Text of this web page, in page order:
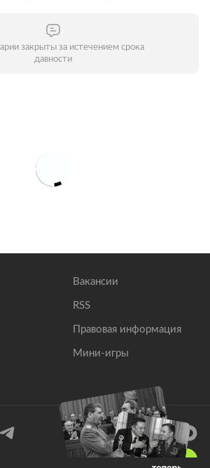
закрыты за истечением срока
давности
Вакансии
RSS
Правовая информация
Мини-игры